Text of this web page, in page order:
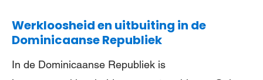
Werkloosheid en uitbuiting in de
Dominicaanse Republiek
In de Dominicaanse Republiek is